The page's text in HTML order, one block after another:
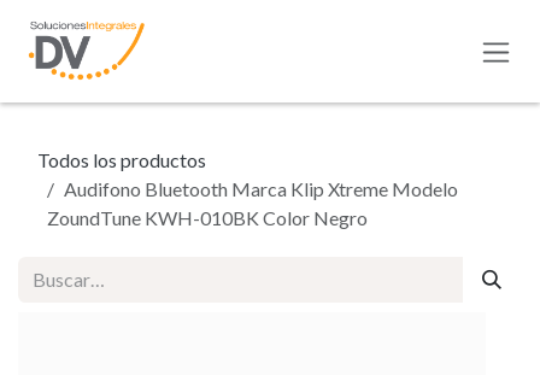
Todos los productos
Audifono Bluetooth Marca Klip Xtreme Modelo
ZoundTune KWH-010BK Color Negro